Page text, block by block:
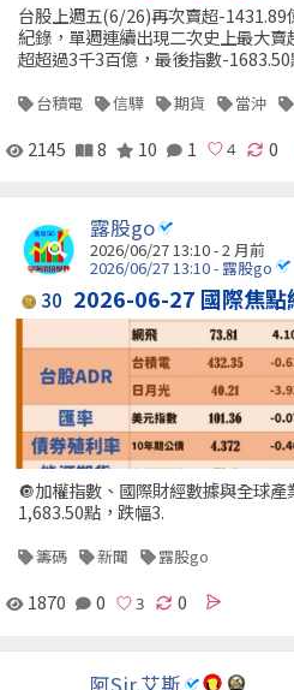
台股上週五(6/26)再次賣超-1431.89
紀錄，單週連續出現二次史上最大
超超過3千3百億，最後指數-
台積電 信驊 期貨 當沖
2145 8 10 1 0
露股go
2026/06/27 13:10 - 2 月前
2026/06/27 13:10 - 露股go
30 2026-06-27 國際焦點
🔘加權指數、國際財經數據與全球
1,683.50點，跌幅3.
籌碼 新聞 露股go
1870 0 0
阿Sir.艾斯